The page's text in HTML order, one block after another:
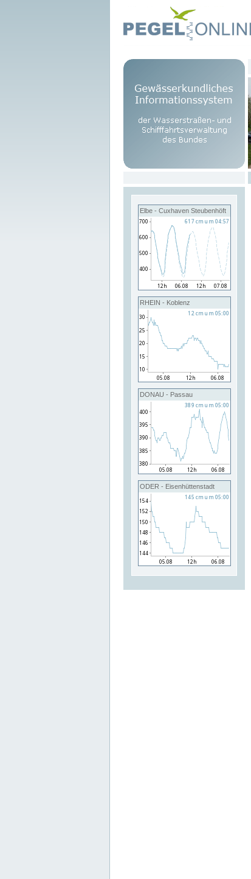
Elbe - Cuxhaven Steubenhöft
RHEIN - Koblenz
DONAU - Passau
ODER - Eisenhüttenstadt